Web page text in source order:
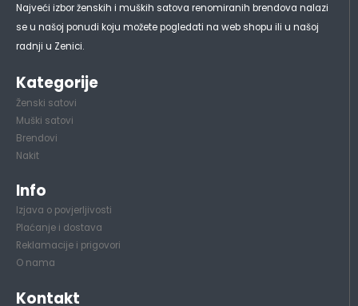
Najveći izbor ženskih i muških satova renomiranih brendova nalazi
se u našoj ponudi koju možete pogledati na web shopu ili u našoj
radnji u Zenici.
Kategorije
Ženski satovi
Muški satovi
Brendovi
Nakit
Info
Izjava o povjerljivosti
Plaćanje i dostava
Reklamacije i prigovori
O nama
Kontakt